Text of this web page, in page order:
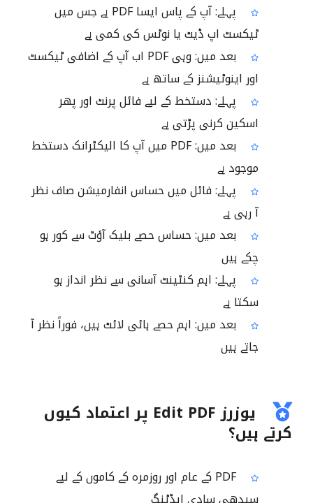
پہلے: آپ کے پاس ایسا PDF ہے جس میں
ٹیکسٹ اپ ڈیٹ یا نوٹس کی کمی ہے
بعد میں: وہی PDF اب آپ کے اضافی ٹیکسٹ
اور اینوٹیشنز کے ساتھ ہے
پہلے: دستخط کے لیے فائل پرنٹ اور پھر
اسکین کرنی پڑتی ہے
بعد میں: PDF میں آپ کا الیکٹرانک دستخط
موجود ہے
پہلے: فائل میں حساس انفارمیشن صاف نظر
آ رہی ہے
بعد میں: حساس حصے بلیک آؤٹ سے کور ہو
چکے ہیں
پہلے: اہم کنٹینٹ آسانی سے نظر انداز ہو
سکتا ہے
بعد میں: اہم حصے ہائی لائٹ ہیں، فوراً نظر آ
جاتے ہیں
یوزرز Edit PDF پر اعتماد کیوں
کرتے ہیں؟
PDF کے عام اور روزمرہ کے کاموں کے لیے